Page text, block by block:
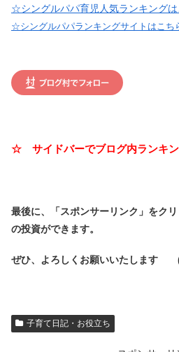
☆シングルパパ育児人気ランキング
☆シングルパパランキングサイトはこ
☆ サイドバーでブログ内ランキ
最後に、「スポンサーリンク」をク
の投資ができます。
ぜひ、よろしくお願いいたします
子育て日記・お役立ち